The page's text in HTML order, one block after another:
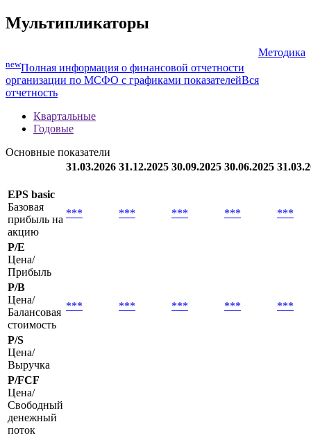
Мультипликаторы
Методика
newПолная информация о финансовой отчетности
организации по МСФО с графиками показателейВся
отчетность
Квартальные
Годовые
Основные показатели
31.03.2026 31.12.2025 30.09.2025 30.06.2025
EPS basic
Базовая
прибыль на
акцию
*** *** *** *** ***
P/E
Цена/
Прибыль
P/B
Цена/
Балансовая
стоимость
*** *** *** *** ***
P/S
Цена/
Выручка
P/FCF
Цена/
Свободный
денежный
поток